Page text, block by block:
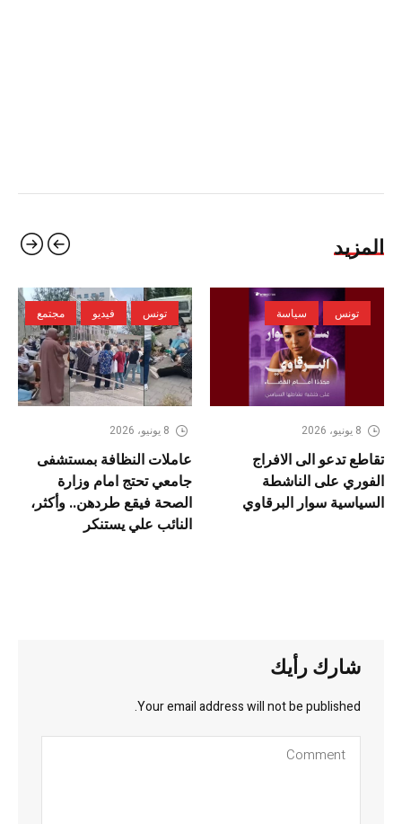
المزيد
تونس سياسة
8 يونيو، 2026
تقاطع تدعو الى الافراج
الفوري على الناشطة
السياسية سوار البرقاوي
تونس فيديو مجتمع
8 يونيو، 2026
عاملات النظافة بمستشفى
جامعي تحتج امام وزارة
الصحة فيقع طردهن.. وأكثر،
النائب علي يستنكر
شارك رأيك
Your email address will not be published.